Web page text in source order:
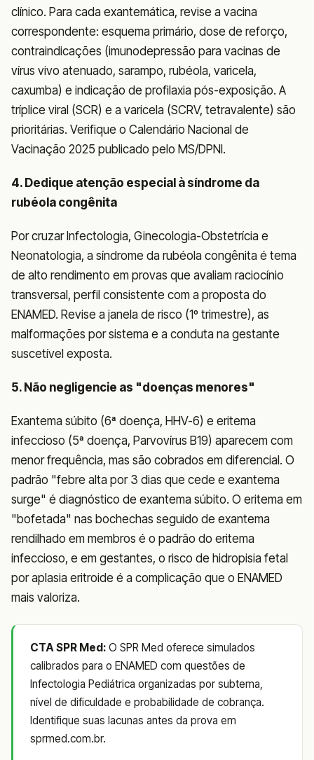
clínico. Para cada exantemática, revise a vacina
correspondente: esquema primário, dose de reforço,
contraindicações (imunodepressão para vacinas de
vírus vivo atenuado, sarampo, rubéola, varicela,
caxumba) e indicação de profilaxia pós-exposição. A
tríplice viral (SCR) e a varicela (SCRV, tetravalente) são
prioritárias. Verifique o Calendário Nacional de
Vacinação 2025 publicado pelo MS/DPNI.
4. Dedique atenção especial à síndrome da
rubéola congênita
Por cruzar Infectologia, Ginecologia-Obstetrícia e
Neonatologia, a síndrome da rubéola congênita é tema
de alto rendimento em provas que avaliam raciocínio
transversal, perfil consistente com a proposta do
ENAMED. Revise a janela de risco (1º trimestre), as
malformações por sistema e a conduta na gestante
suscetível exposta.
5. Não negligencie as "doenças menores"
Exantema súbito (6ª doença, HHV-6) e eritema
infeccioso (5ª doença, Parvovírus B19) aparecem com
menor frequência, mas são cobrados em diferencial. O
padrão "febre alta por 3 dias que cede e exantema
surge" é diagnóstico de exantema súbito. O eritema em
"bofetada" nas bochechas seguido de exantema
rendilhado em membros é o padrão do eritema
infeccioso, e em gestantes, o risco de hidropisia fetal
por aplasia eritroide é a complicação que o ENAMED
mais valoriza.
CTA SPR Med: O SPR Med oferece simulados
calibrados para o ENAMED com questões de
Infectologia Pediátrica organizadas por subtema,
nível de dificuldade e probabilidade de cobrança.
Identifique suas lacunas antes da prova em
sprmed.com.br.